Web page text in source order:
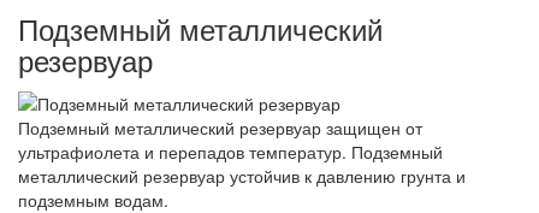
Подземный металлический
резервуар
Подземный металлический резервуар защищен от
ультрафиолета и перепадов температур. Подземный
металлический резервуар устойчив к давлению грунта и
подземным водам.